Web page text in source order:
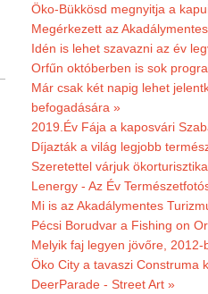
Öko-Bükkösd megnyitja a
Megérkezett az
Idén is lehet szavazni az év
Orfűn októberben is sok
Már csak két napig lehet
befogadására »
2019.Év Fája a kaposvári
Díjazták a világ legjobb
Szeretettel várjuk
Lenergy - Az Év
Mi is az Akadálymentes
Pécsi Borudvar a Fishing on
Melyik faj legyen jövőre,
Öko City a tavaszi Construma
DeerParade - Street Art »